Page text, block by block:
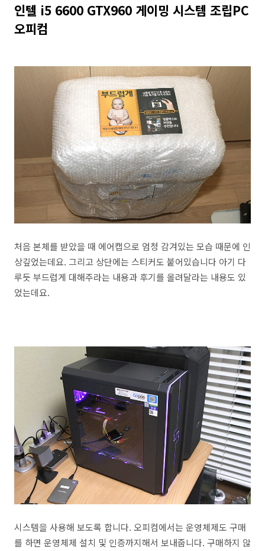
인텔 i5 6600 GTX960 게이밍 시스템 조립PC
오피컴
처음 본체를 받았을 때 에어캡으로 엄청 감겨있는 모습 때문에 인
상깊었는데요. 그리고 상단에는 스티커도 붙어있습니다 아기 다
루듯 부드럽게 대해주라는 내용과 후기를 올려달라는 내용도 있
었는데요.
시스템을 사용해 보도록 합니다. 오피컴에서는 운영체제도 구매
를 하면 운영체제 설치 및 인증까지해서 보내줍니다. 구매하지 않